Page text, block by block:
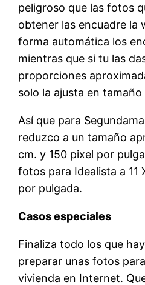
peligroso que las fotos
obtener las encuadre la
forma automática los
mientras que si tu las
proporciones
solo la ajusta en tamaño
Así que para
reduzco a un tamaño
cm. y 150 pixel por
fotos para Idealista a 11
por pulgada.
Casos especiales
Finaliza todo los que
preparar unas fotos
vivienda en Internet.